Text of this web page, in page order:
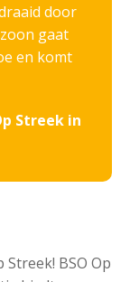
door
gaat
en komt
Streek in
BSO Op